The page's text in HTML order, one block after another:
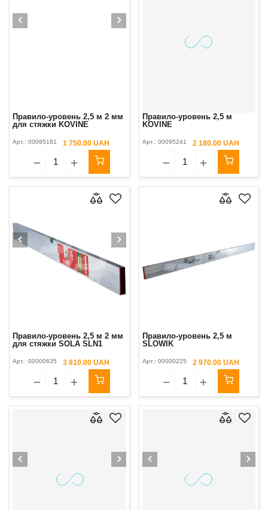
Правило-уровень 2,5 м 2 мм
для стяжки KOVINE
Арт.: 00095181 1 750.00 UAH
Правило-уровень 2,5 м
KOVINE
Арт.: 00095241 2 180.00 UAH
Правило-уровень 2,5 м 2 мм
для стяжки SOLA SLN1
Арт.: 00000635 3 810.00 UAH
Правило-уровень 2,5 м
SLOWIK
Арт.: 00000225 2 970.00 UAH